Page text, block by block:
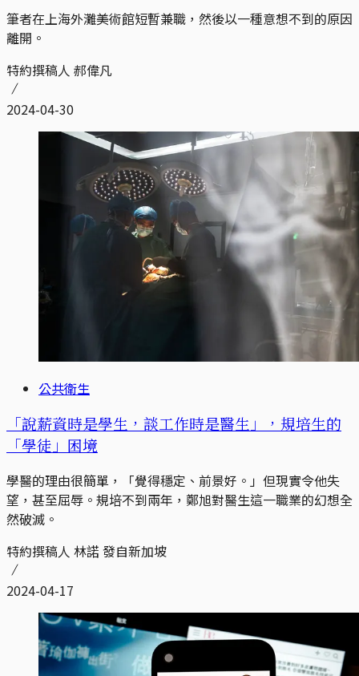
筆者在上海外灘美術館短暫兼職，然後以一種意想不到的原因
離開。
特約撰稿人 郝偉凡
2024-04-30
公共衛生
「說薪資時是學生，談工作時是醫生」，規培生的
「學徒」困境
學醫的理由很簡單，「覺得穩定、前景好。」但現實令他失
望，甚至屈辱。規培不到兩年，鄭旭對醫生這一職業的幻想全
然破滅。
特約撰稿人 林諾 發自新加坡
2024-04-17